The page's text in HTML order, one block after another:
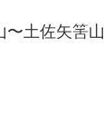
〜土佐矢筈山